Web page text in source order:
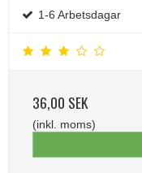
1-6 Arbetsdagar
36,00 SEK
(inkl. moms)